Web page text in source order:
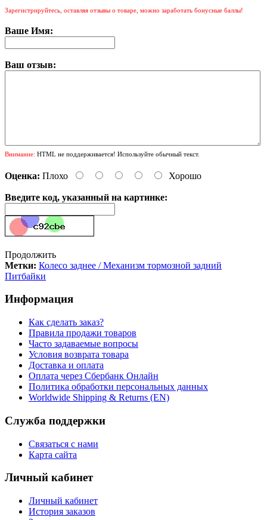
Зарегистрируйтесь, оставляя отзывы о товаре, можно заработать бонусные баллы!
Ваше Имя:
Ваш отзыв:
Внимание: HTML не поддерживается! Используйте обычный текст.
Оценка: Плохо Хорошо
Введите код, указанный на картинке:
Продолжить
Метки: Колесо заднее / Механизм тормозной задний
Питбайки
Информация
Как сделать заказ?
Правила продажи товаров
Часто задаваемые вопросы
Условия возврата товара
Доставка и оплата
Оплата через Сбербанк Онлайн
Политика обработки персональных данных
Worldwide Shipping & Returns (EN)
Служба поддержки
Связаться с нами
Карта сайта
Личный кабинет
Личный кабинет
История заказов